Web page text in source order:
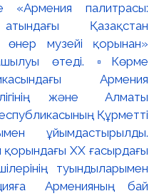
«Армения палитрасы:
Қазақстан
өнер музейі қорынан»
ашылуы өтеді. ▫️Көрме
Армения
және Алматы
Құрметті
ұйымдастырылды.
қорындағы ХХ ғасырдағы
туындыларымен
Арменияның бай